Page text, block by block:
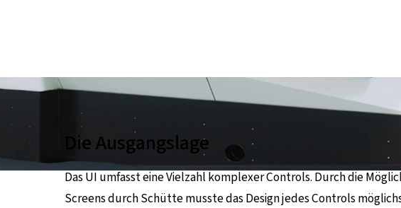
Die Ausgangslage
Das UI umfasst eine Vielzahl komplexer Controls. Durch die
Screens durch Schütte musste das Design jedes Controls